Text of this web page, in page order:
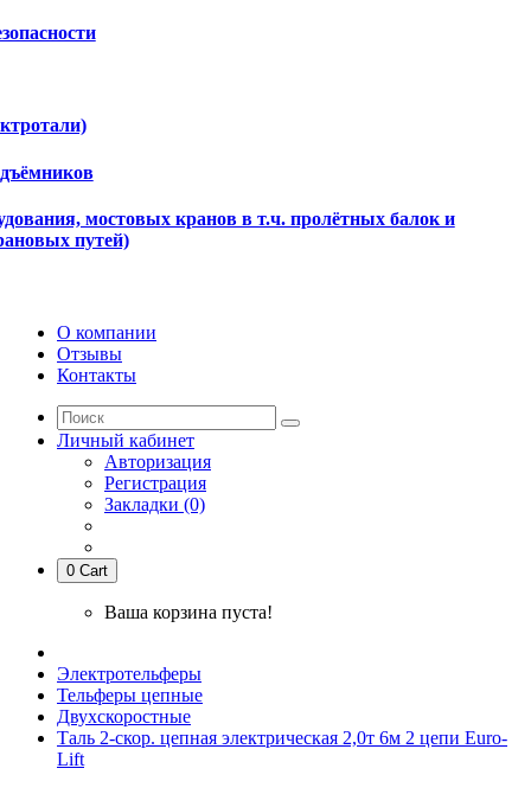
мостовых кранов в т.ч. пролётных балок и
путей)
О компании
Отзывы
Контакты
Личный кабинет
Авторизация
Регистрация
Закладки (0)
0 Cart
Ваша корзина пуста!
Электротельферы
Тельферы цепные
Двухскоростные
Таль 2-скор. цепная электрическая 2,0т 6м 2 цепи Euro-
Lift